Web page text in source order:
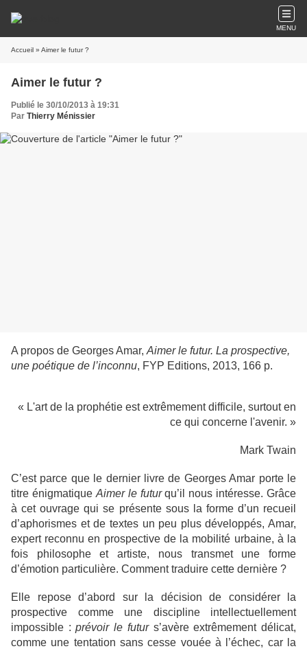
MENU
Accueil » Aimer le futur ?
Aimer le futur ?
Publié le 30/10/2013 à 19:31
Par Thierry Ménissier
A propos de Georges Amar, Aimer le futur. La prospective,
une poétique de l’inconnu, FYP Editions, 2013, 166 p.
« L'art de la prophétie est extrêmement difficile, surtout en
ce qui concerne l'avenir. »
Mark Twain
C’est parce que le dernier livre de Georges Amar porte le
titre énigmatique Aimer le futurqu’il nous intéresse. Grâce
à cet ouvrage qui se présente sous la forme d’un recueil
d’aphorismes et de textes un peu plus développés, Amar,
expert reconnu en prospective de la mobilité urbaine, à la
fois philosophe et artiste, nous transmet une forme
d’émotion particulière. Comment traduire cette dernière ?
Elle repose d’abord sur la décision de considérer la
prospective comme une discipline intellectuellement
impossible :prévoir le futurs’avère extrêmement délicat,
comme une tentation sans cesse vouée à l’échec, car la